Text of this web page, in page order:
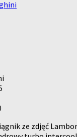
ze zdjęć